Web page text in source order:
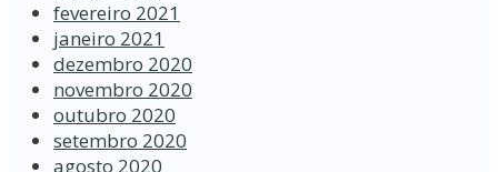
fevereiro 2021
janeiro 2021
dezembro 2020
novembro 2020
outubro 2020
setembro 2020
agosto 2020